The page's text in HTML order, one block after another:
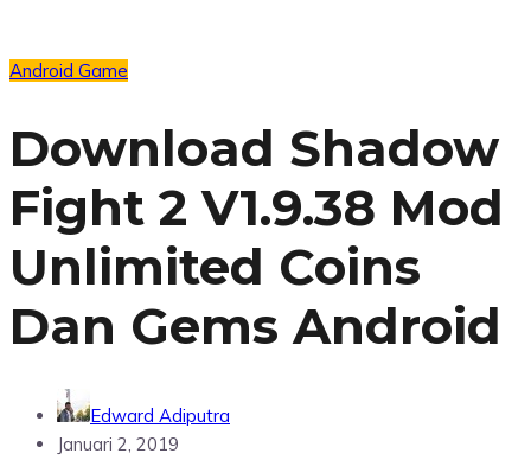
Android Game
Download Shadow
Fight 2 V1.9.38 Mod
Unlimited Coins
Dan Gems Android
Edward Adiputra
Januari 2, 2019